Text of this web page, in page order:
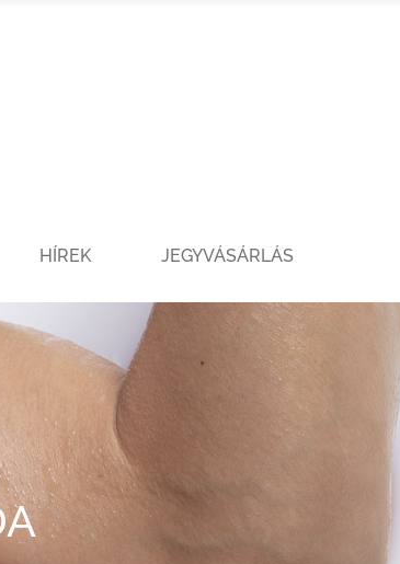
HÍREK JEGYVÁSÁRLÁS